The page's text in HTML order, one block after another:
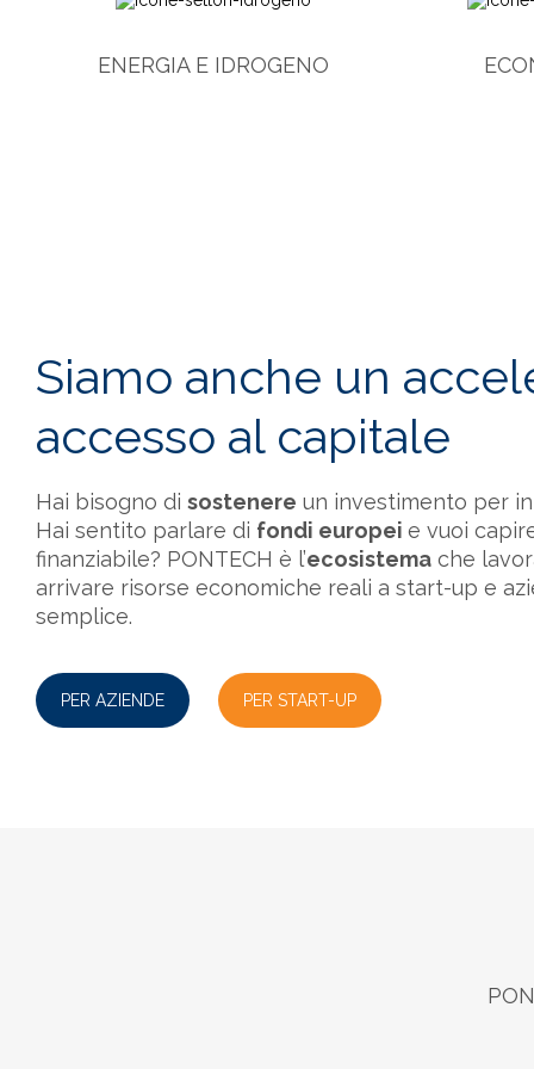
ENERGIA E IDROGENO
Siamo anche un
accesso al capitale
Hai bisogno di sostenere un investimento per
Hai sentito parlare di fondi europei e vuoi
finanziabile? PONTECH è l’ecosistema che
arrivare risorse economiche reali a start-up e
semplice.
PER AZIENDE PER START-UP